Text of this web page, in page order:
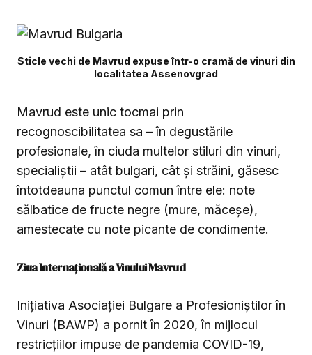
Sticle vechi de Mavrud expuse într-o cramă de vinuri din
localitatea Assenovgrad
Mavrud este unic tocmai prin
recognoscibilitatea sa – în degustările
profesionale, în ciuda multelor stiluri din vinuri,
specialiștii – atât bulgari, cât și străini, găsesc
întotdeauna punctul comun între ele: note
sălbatice de fructe negre (mure, măceșe),
amestecate cu note picante de condimente.
Ziua Internațională a Vinului Mavrud
Inițiativa Asociației Bulgare a Profesioniștilor în
Vinuri (BAWP) a pornit în 2020, în mijlocul
restricțiilor impuse de pandemia COVID-19,